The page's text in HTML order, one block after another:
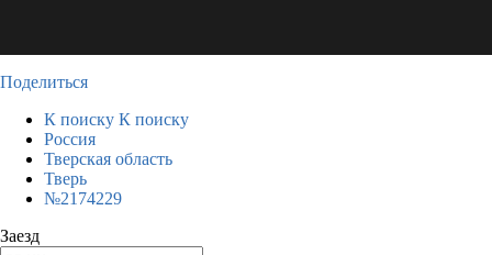
Поделиться
К поиску К поиску
Россия
Тверская область
Тверь
№2174229
Заезд